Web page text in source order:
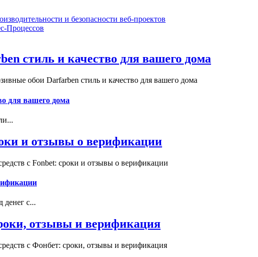
и безопасности веб-проектов
Процессов
стиль и качество для вашего дома
обои Darfarben стиль и качество для вашего дома
для вашего дома
и отзывы о верификации
с Fonbet: сроки и отзывы о верификации
денег с...
отзывы и верификация
с Фонбет: сроки, отзывы и верификация